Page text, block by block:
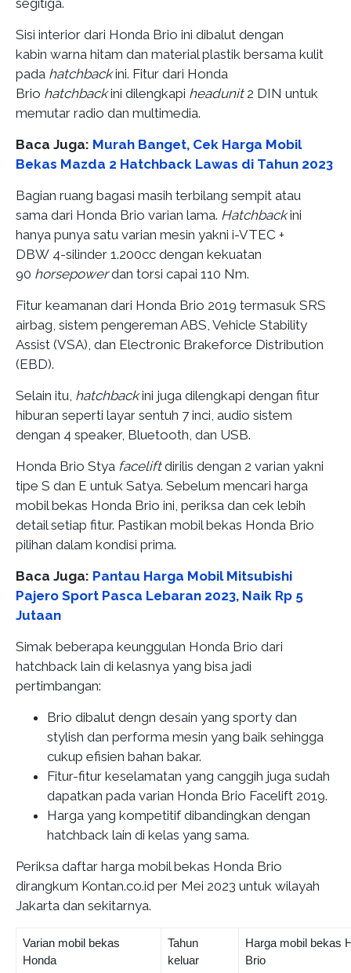
Sisi interior dari Honda Brio ini dibalut dengan
kabin warna hitam dan material plastik bersama kulit
pada hatchbackini. Fitur dari Honda
Brio hatchbackini dilengkapi headunit2 DIN untuk
memutar radio dan multimedia.
Baca Juga: Murah Banget, Cek Harga Mobil
Bekas Mazda 2 Hatchback Lawas di Tahun 2023
Bagian ruang bagasi masih terbilang sempit atau
sama dari Honda Brio varian lama. Hatchbackini
hanya punya satu varian mesin yakni i-VTEC +
DBW 4-silinder 1.200cc dengan kekuatan
90 horsepowerdan torsi capai 110 Nm.
Fitur keamanan dari Honda Brio 2019 termasuk SRS
airbag, sistem pengereman ABS, Vehicle Stability
Assist (VSA), dan Electronic Brakeforce Distribution
(EBD).
Selain itu, hatchbackini juga dilengkapi dengan fitur
hiburan seperti layar sentuh 7 inci, audio sistem
dengan 4 speaker, Bluetooth, dan USB.
Honda Brio Stya faceliftdirilis dengan 2 varian yakni
tipe S dan E untuk Satya. Sebelum mencari harga
mobil bekas Honda Brio ini, periksa dan cek lebih
detail setiap fitur. Pastikan mobil bekas Honda Brio
pilihan dalam kondisi prima.
Baca Juga: Pantau Harga Mobil Mitsubishi
Pajero Sport Pasca Lebaran 2023, Naik Rp 5
Jutaan
Simak beberapa keunggulan Honda Brio dari
hatchback lain di kelasnya yang bisa jadi
pertimbangan:
Brio dibalut dengn desain yang sporty dan
stylish dan performa mesin yang baik sehingga
cukup efisien bahan bakar.
Fitur-fitur keselamatan yang canggih juga sudah
dapatkan pada varian Honda Brio Facelift 2019.
Harga yang kompetitif dibandingkan dengan
hatchback lain di kelas yang sama.
Periksa daftar harga mobil bekas Honda Brio
dirangkum Kontan.co.id per Mei 2023 untuk wilayah
Jakarta dan sekitarnya.
Varian mobil bekas
Honda
Tahun
keluar
Harga mobil bekas
Brio